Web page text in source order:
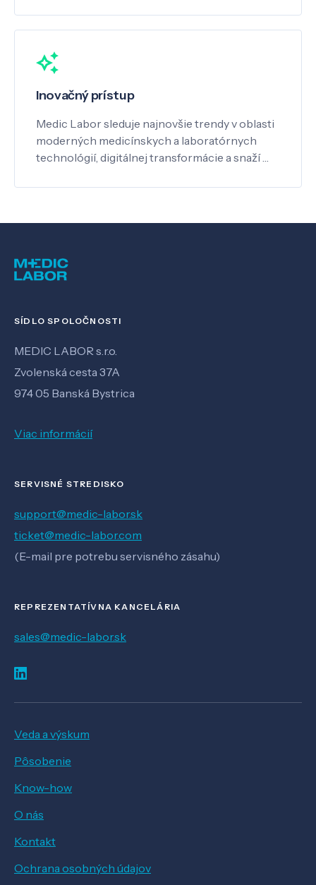
Inovačný prístup
Medic Labor sleduje najnovšie trendy v oblasti
moderných medicínskych a laboratórnych
technológií, digitálnej transformácie a snaží …
SÍDLO SPOLOČNOSTI
MEDIC LABOR s.r.o.
Zvolenská cesta 37A
974 05 Banská Bystrica
Viac informácií
SERVISNÉ STREDISKO
support@medic-labor.sk
ticket@medic-labor.com
(E-mail pre potrebu servisného zásahu)
REPREZENTATÍVNA KANCELÁRIA
sales@medic-labor.sk
Veda a výskum
Pôsobenie
Know-how
O nás
Kontakt
Ochrana osobných údajov